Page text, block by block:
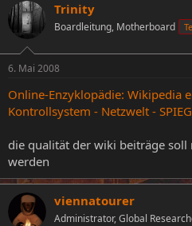
Trinity
Boardleitung, Motherboard
6. Mai 2008
Online-Enzyklopädie: Wikipedia
Kontrollsystem - Netzwelt -
die qualität der wiki beiträge
werden
viennatourer
Administrator, Global